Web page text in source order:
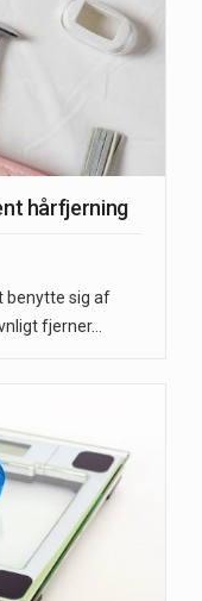
hårfjerning
benytte sig af
fjerner…